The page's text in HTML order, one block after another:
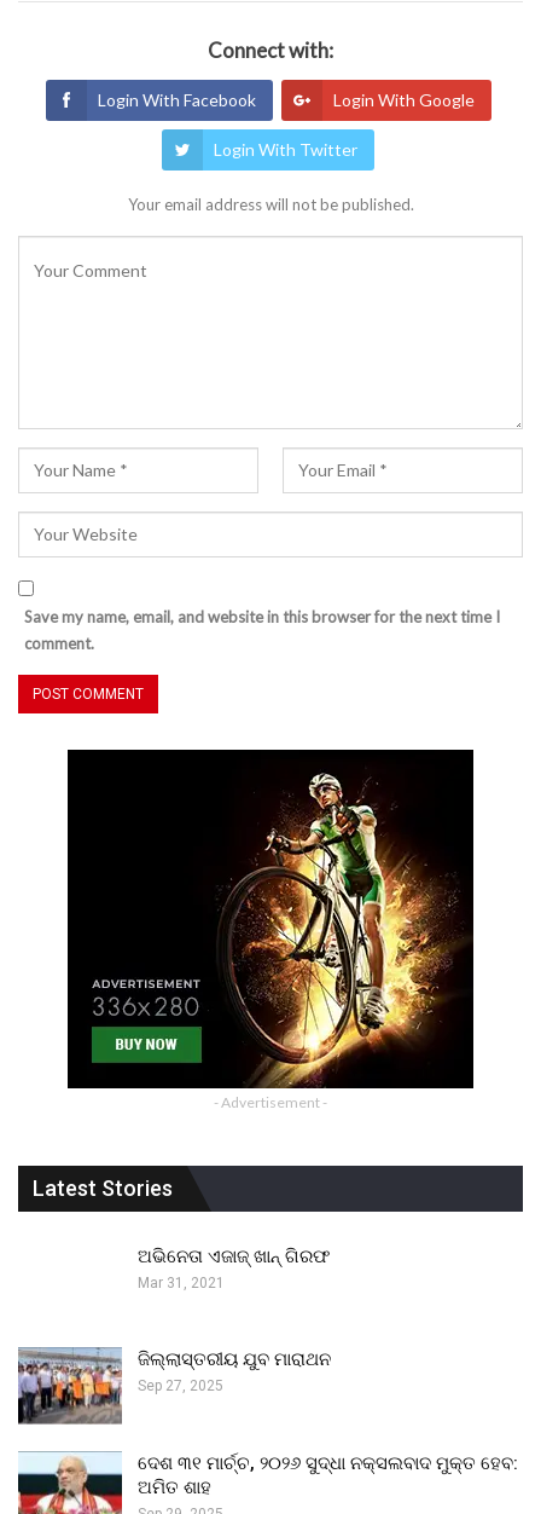
Connect with:
Login With Facebook Login With Google
Login With Twitter
Your email address will not be published.
Save my name, email, and website in this browser for the next time I
comment.
- Advertisement -
Latest Stories
ଅଭିନେତା ଏଜାଜ୍ ଖାନ୍ ଗିରଫ
Mar 31, 2021
ଜିଲ୍ଲାସ୍ତରୀୟ ଯୁବ ମାରାଥନ
Sep 27, 2025
ଦେଶ ୩୧ ମାର୍ଚ୍ଚ, ୨୦୨୬ ସୁଦ୍ଧା ନକ୍ସଲବାଦ ମୁକ୍ତ ହେବ:
ଅମିତ ଶାହ